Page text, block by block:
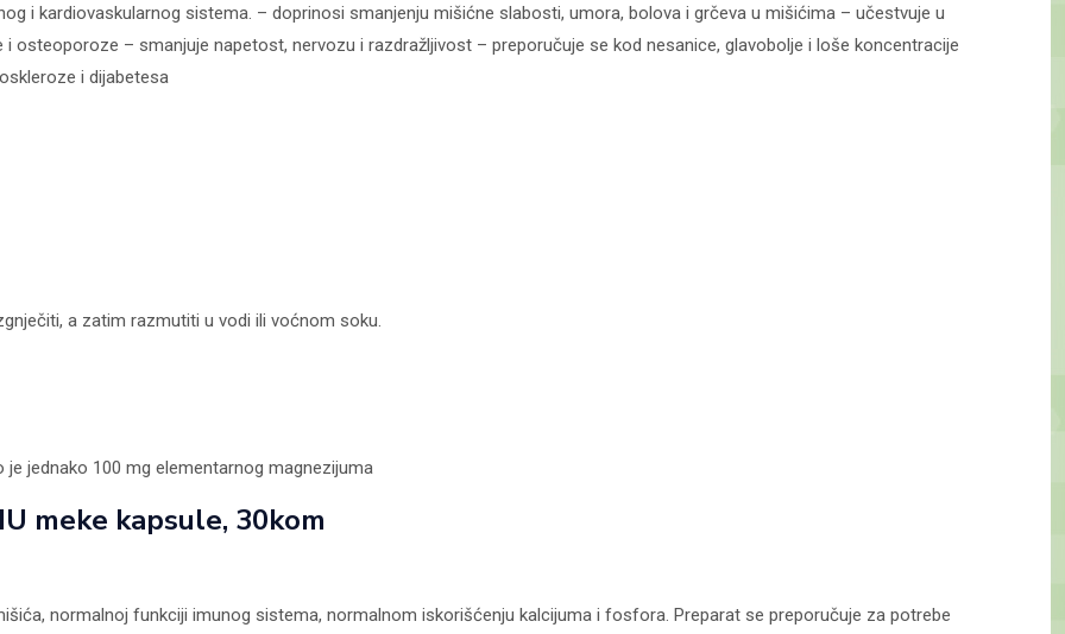
i kardiovaskularnog sistema. – doprinosi smanjenju mišićne slabosti, umora, bolova i grčeva u mišićima – učestvuje u
osteoporoze – smanjuje napetost, nervozu i razdražljivost – preporučuje se kod nesanice, glavobolje i loše koncentracije
i dijabetesa
a zatim razmutiti u vodi ili voćnom soku.
jednako 100 mg elementarnog magnezijuma
meke kapsule, 30kom
normalnoj funkciji imunog sistema, normalnom iskorišćenju kalcijuma i fosfora. Preparat se preporučuje za potrebe